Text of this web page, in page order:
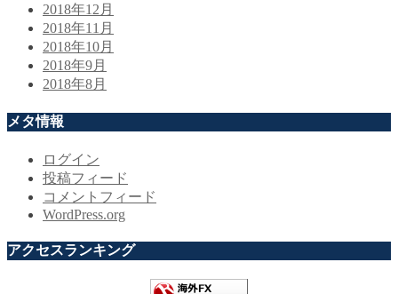
2018年12月
2018年11月
2018年10月
2018年9月
2018年8月
メタ情報
ログイン
投稿フィード
コメントフィード
WordPress.org
アクセスランキング